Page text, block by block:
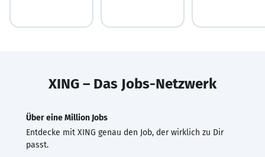
XING – Das Jobs-Netzwerk
Über eine Million Jobs
Entdecke mit XING genau den Job, der wirklich zu Dir
passt.